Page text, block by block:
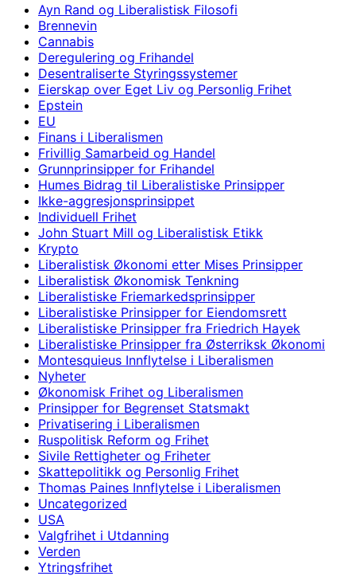
Ayn Rand og Liberalistisk Filosofi
Brennevin
Cannabis
Deregulering og Frihandel
Desentraliserte Styringssystemer
Eierskap over Eget Liv og Personlig Frihet
Epstein
EU
Finans i Liberalismen
Frivillig Samarbeid og Handel
Grunnprinsipper for Frihandel
Humes Bidrag til Liberalistiske Prinsipper
Ikke-aggresjonsprinsippet
Individuell Frihet
John Stuart Mill og Liberalistisk Etikk
Krypto
Liberalistisk Økonomi etter Mises Prinsipper
Liberalistisk Økonomisk Tenkning
Liberalistiske Friemarkedsprinsipper
Liberalistiske Prinsipper for Eiendomsrett
Liberalistiske Prinsipper fra Friedrich Hayek
Liberalistiske Prinsipper fra Østerriksk Økonomi
Montesquieus Innflytelse i Liberalismen
Nyheter
Økonomisk Frihet og Liberalismen
Prinsipper for Begrenset Statsmakt
Privatisering i Liberalismen
Ruspolitisk Reform og Frihet
Sivile Rettigheter og Friheter
Skattepolitikk og Personlig Frihet
Thomas Paines Innflytelse i Liberalismen
Uncategorized
USA
Valgfrihet i Utdanning
Verden
Ytringsfrihet